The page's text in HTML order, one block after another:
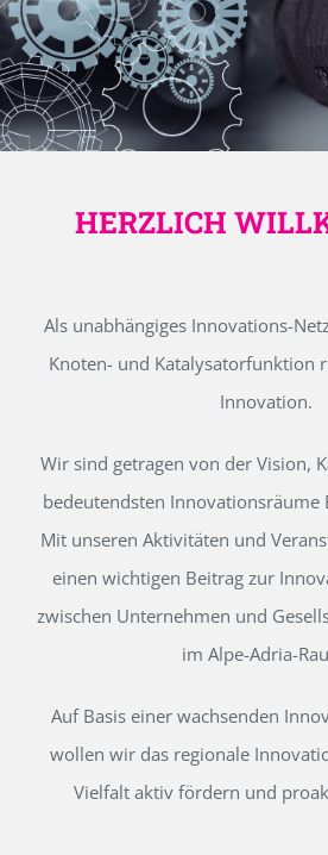
HERZLICH
Als unabhängiges Innovations-
Knoten- und Katalysatorfunktion
Innovation.
Wir sind getragen von der Vision,
bedeutendsten Innovationsräume
Mit unseren Aktivitäten und
einen wichtigen Beitrag zur
zwischen Unternehmen und
im Alpe-Adria-
Auf Basis einer wachsenden
wollen wir das regionale
Vielfalt aktiv fördern und